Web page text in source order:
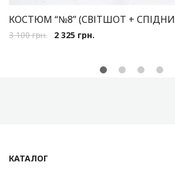
КОСТЮМ “№8” (СВІТШОТ +
3 100грн. 2 325 грн.
КАТАЛОГ